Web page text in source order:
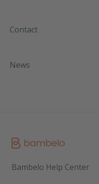
Contact
News
Bambelo Help Center